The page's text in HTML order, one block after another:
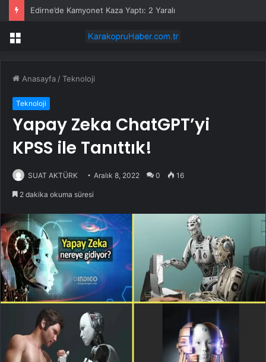
Edirne’de Kamyonet Kaza Yaptı: 2 Yaralı
Menü
Anasayfa /Teknoloji
Teknoloji
Yapay Zeka ChatGPT’yi
KPSS ile Tanıttık!
SUAT AKTÜRK Aralık 8, 2022 0 16
2 dakika okuma süresi